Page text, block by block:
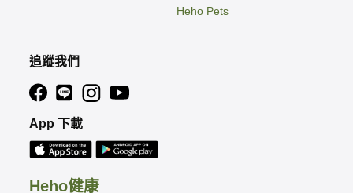
Heho健康
Heho Pets
追蹤我們
App 下載